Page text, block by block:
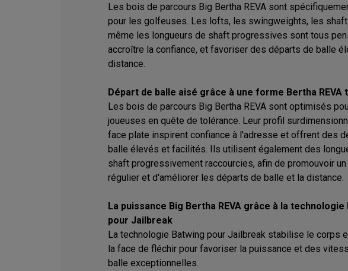
Les bois de parcours Big Bertha REVA sont
pour les golfeuses. Les lofts, les swingweights, les
même les longueurs de shaft progressives sont tous
accroître la confiance, et favoriser des départs de balle
distance.
Départ de balle aisé grâce à une forme Bertha REVA
Les bois de parcours Big Bertha REVA sont optimisés
joueuses en quête de tolérance. Leur profil
face plate inspirent confiance à l'adresse et offrent des
balle élevés et facilités. Ils utilisent également des
shaft progressivement raccourcies, afin de promouvoir
régulier et d'améliorer les départs de balle et la distance.
La puissance Big Bertha REVA grâce à la technologie
pour Jailbreak
La technologie Batwing pour Jailbreak stabilise le corps
la face de fléchir pour favoriser la puissance et des
balle exceptionnelles.